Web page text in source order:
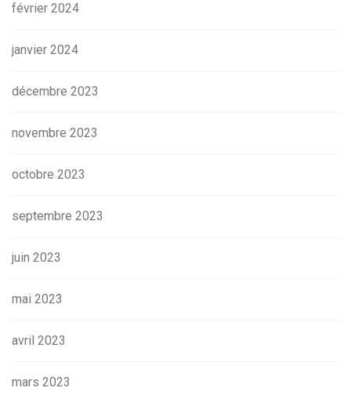
février 2024
janvier 2024
décembre 2023
novembre 2023
octobre 2023
septembre 2023
juin 2023
mai 2023
avril 2023
mars 2023